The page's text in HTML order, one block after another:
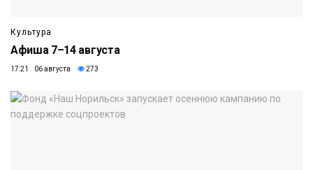
Культура
Афиша 7–14 августа
17:21 06 августа 273